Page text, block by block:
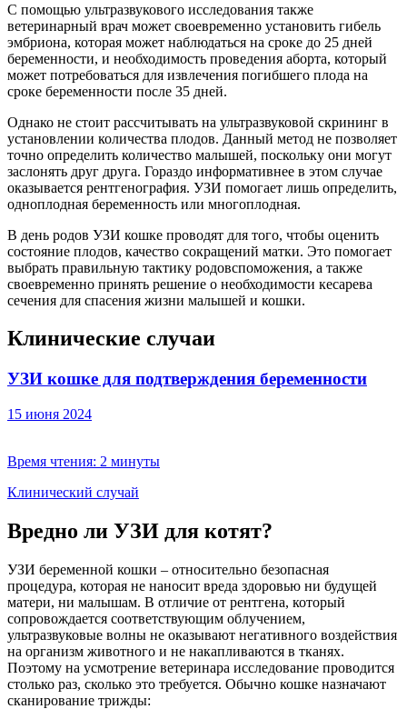
С помощью ультразвукового исследования также
ветеринарный врач может своевременно установить гибель
эмбриона, которая может наблюдаться на сроке до 25 дней
беременности, и необходимость проведения аборта, который
может потребоваться для извлечения погибшего плода на
сроке беременности после 35 дней.
Однако не стоит рассчитывать на ультразвуковой скрининг в
установлении количества плодов. Данный метод не позволяет
точно определить количество малышей, поскольку они могут
заслонять друг друга. Гораздо информативнее в этом случае
оказывается рентгенография. УЗИ помогает лишь определить,
одноплодная беременность или многоплодная.
В день родов УЗИ кошке проводят для того, чтобы оценить
состояние плодов, качество сокращений матки. Это помогает
выбрать правильную тактику родовспоможения, а также
своевременно принять решение о необходимости кесарева
сечения для спасения жизни малышей и кошки.
Клинические случаи
УЗИ кошке для подтверждения беременности
15 июня 2024
Время чтения: 2 минуты
Клинический случай
Вредно ли УЗИ для котят?
УЗИ беременной кошки – относительно безопасная
процедура, которая не наносит вреда здоровью ни будущей
матери, ни малышам. В отличие от рентгена, который
сопровождается соответствующим облучением,
ультразвуковые волны не оказывают негативного воздействия
на организм животного и не накапливаются в тканях.
Поэтому на усмотрение ветеринара исследование проводится
столько раз, сколько это требуется. Обычно кошке назначают
сканирование трижды: